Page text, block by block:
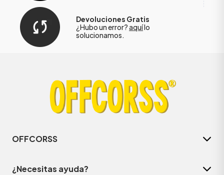
Devoluciones Gratis
¿Hubo un error?aquílo
solucionamos.
OFFCORSS
¿Necesitas ayuda?